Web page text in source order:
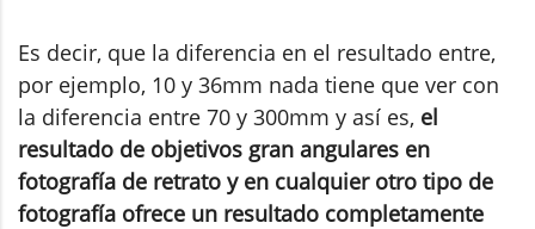
Es decir, que la diferencia en el resultado entre,
por ejemplo, 10 y 36mm nada tiene que ver con
la diferencia entre 70 y 300mm y así es, el
resultado de objetivos gran angulares en
fotografía de retrato y en cualquier otro tipo de
fotografía ofrece un resultado completamente